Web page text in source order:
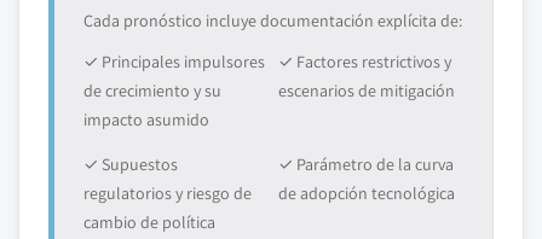
Cada pronóstico incluye documentación explícita de:
✓ Principales impulsores
de crecimiento y su
impacto asumido
✓ Factores restrictivos y
escenarios de mitigación
✓ Supuestos
regulatorios y riesgo de
cambio de política
✓ Parámetro de la curva
de adopción tecnológica